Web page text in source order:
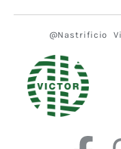
@Nastrificio